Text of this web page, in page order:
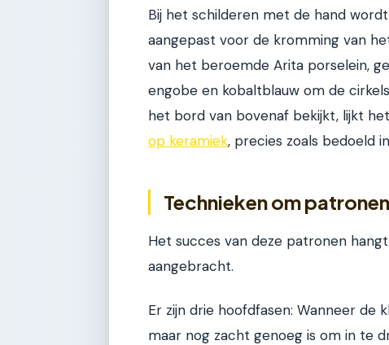
Bij het schilderen met de hand
aangepast voor de kromming van
van het beroemde Arita porselein,
engobe en kobaltblauw om de
het bord van bovenaf bekijkt, lijkt
op keramiek, precies zoals bedoeld
Technieken om
Het succes van deze patronen
aangebracht.
Er zijn drie hoofdfasen: Wanneer
maar nog zacht genoeg is om in te